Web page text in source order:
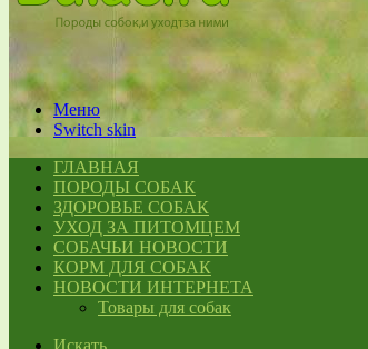
Меню
Switch skin
ГЛАВНАЯ
ПОРОДЫ СОБАК
ЗДОРОВЬЕ СОБАК
УХОД ЗА ПИТОМЦЕМ
СОБАЧЬИ НОВОСТИ
КОРМ ДЛЯ СОБАК
НОВОСТИ ИНТЕРНЕТА
Товары для собак
Искать